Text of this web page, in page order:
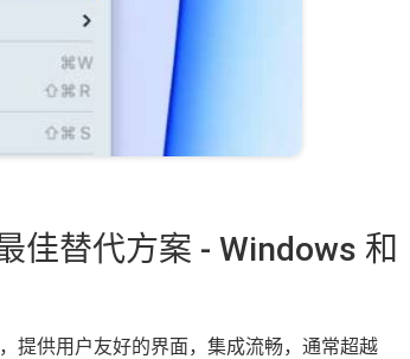
佳替代方案 - Windows 和
提供用户友好的界面，集成流畅，通常超越